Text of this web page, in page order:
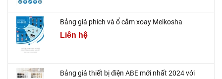
Bảng giá phích và ổ cắm xoay Meikosha
Liên hệ
Bảng giá thiết bị điện ABE mới nhất 2024 với